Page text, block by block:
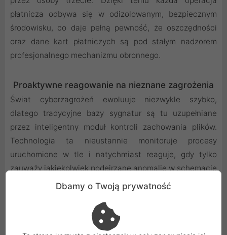
płatnicza odbywa się w odizolowanym, bezpiecznym
środowisku, co daje pełną pewność, że oszczędności
oraz dane kart płatniczych są pod stałym nadzorem
profesjonalnego mechanizmu obronnego.
Proaktywne reagowanie na nieznane zagrożenia
Świat cyberzagrożeń ewoluuje niezwykle szybko,
dlatego tradycyjne bazy sygnatur są tu uzupełniane
przez inteligentny moduł kontroli zachowania plików.
Technologia ta nieustannie monitoruje procesy
uruchomione w tle i natychmiast reaguje, gdy tylko
zauważy jakiekolwiek podejrzane anomalie w schemacie
działania aplikacji. Jeśli dany program zaczyna
kategorii, system blokuje go jeszcze zanim zdoła on
wyrządzić jakiekolwiek realne szkody w strukturze
Dbamy o Twoją prywatność